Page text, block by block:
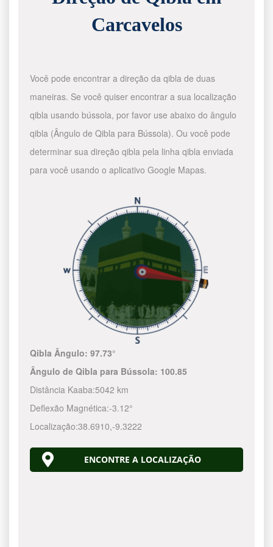
Carcavelos
Você pode encontrar a direção da qibla de duas
maneiras. Se você quiser encontrar a sua localização
qibla usando bússola, por favor use abaixo do ângulo
qibla (Ângulo de Qibla para Bússola). Ou você pode
determinar sua direção qibla pela linha qibla enviada
para você usando o aplicativo Google Mapas.
Qibla Ângulo:97.73°
Ângulo de Qibla para Bússola: 100.85
Distância Kaaba:5042 km
Deflexão Magnética:-3.12°
Localização:38.6910,-9.3222
ENCONTRE A LOCALIZAÇÃO